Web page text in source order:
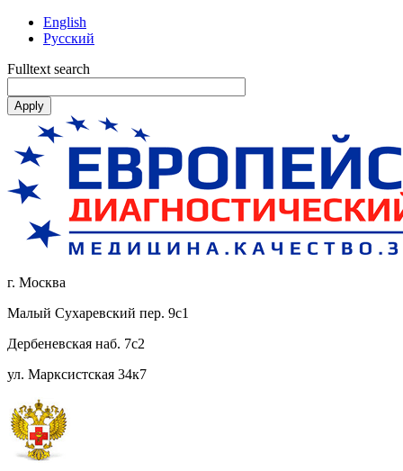
English
Русский
Fulltext search
г. Москва
Малый Сухаревский пер. 9с1
Дербеневская наб. 7с2
ул. Марксистская 34к7